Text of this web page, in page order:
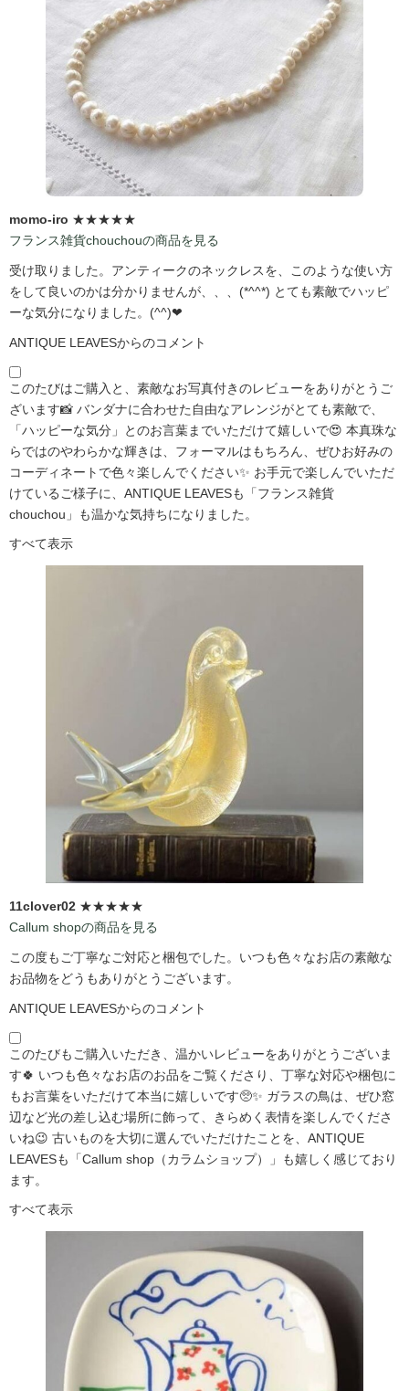
momo-iro ★★★★★
フランス雑貨chouchouの商品を見る
受け取りました。アンティークのネックレスを、このような使い方
をして良いのかは分かりませんが、、、(*^^*) とても素敵でハッピ
ーな気分になりました。(^^)❤
ANTIQUE LEAVESからのコメント
このたびはご購入と、素敵なお写真付きのレビューをありがとうご
ざいます📸 バンダナに合わせた自由なアレンジがとても素敵で、
「ハッピーな気分」とのお言葉までいただけて嬉しいで😍 本真珠な
らではのやわらかな輝きは、フォーマルはもちろん、ぜひお好みの
コーディネートで色々楽しんでください✨ お手元で楽しんでいただ
けているご様子に、ANTIQUE LEAVESも「フランス雑貨
chouchou」も温かな気持ちになりました。
すべて表示
11clover02 ★★★★★
Callum shopの商品を見る
この度もご丁寧なご対応と梱包でした。いつも色々なお店の素敵な
お品物をどうもありがとうございます。
ANTIQUE LEAVESからのコメント
このたびもご購入いただき、温かいレビューをありがとうございま
す🍀 いつも色々なお店のお品をご覧くださり、丁寧な対応や梱包に
もお言葉をいただけて本当に嬉しいです🥺✨ ガラスの鳥は、ぜひ窓
辺など光の差し込む場所に飾って、きらめく表情を楽しんでくださ
いね😉 古いものを大切に選んでいただけたことを、ANTIQUE
LEAVESも「Callum shop（カラムショップ）」も嬉しく感じており
ます。
すべて表示